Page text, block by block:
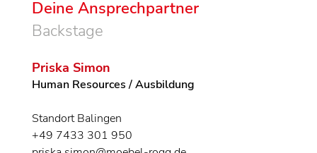
Deine Ansprechpartner
Backstage
Priska Simon
Human Resources / Ausbildung
Standort Balingen
+49 7433 301 950